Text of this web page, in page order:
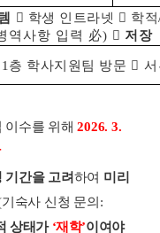
 학생 인트라넷  학적
역사항 입력 必)  저장
1 층 학사지원팀 방문 
이수를 위해 2026. 3.
기간을 고려하여 미리
기숙사 신청 문의 :
상태가 ‘재학’이여야